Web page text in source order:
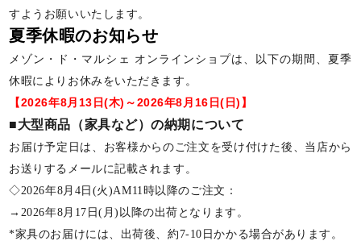
すようお願いいたします。
夏季休暇のお知らせ
メゾン・ド・マルシェ オンラインショプは、以下の期間、夏季
休暇によりお休みをいただきます。
【2026年8月13日(木)～2026年8月16日(日)】
■大型商品（家具など）の納期について
お届け予定日は、お客様からのご注文を受け付けた後、当店から
お送りするメールに記載されます。
◇2026年8月4日(火)AM11時以降のご注文：
→2026年8月17日(月)以降の出荷となります。
*家具のお届けには、出荷後、約7-10日かかる場合があります。